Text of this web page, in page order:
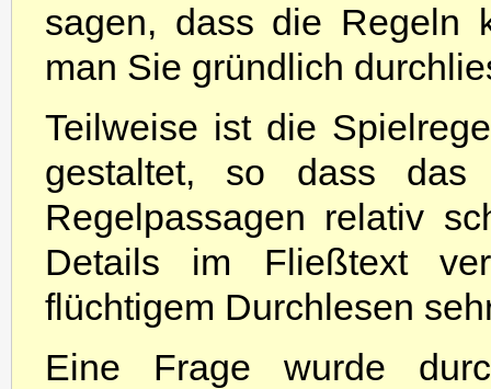
sagen, dass die Regeln
man Sie gründlich
Teilweise ist die
gestaltet, so dass das
Regelpassagen relativ
Details im Fließtext
flüchtigem Durchlesen
Eine Frage wurde